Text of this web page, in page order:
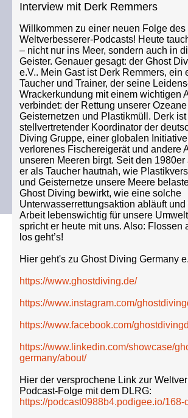
Interview mit Derk Remmers
Willkommen zu einer neuen Folge des
Weltverbesserer-Podcasts! Heute
– nicht nur ins Meer, sondern auch in
Geister. Genauer gesagt: der Ghost
e.V.. Mein Gast ist Derk Remmers, ein
Taucher und Trainer, der seine
Wrackerkundung mit einem wichtigen
verbindet: der Rettung unserer
Geisternetzen und Plastikmüll. Derk ist
stellvertretender Koordinator der
Diving Gruppe, einer globalen
verlorenes Fischereigerät und andere
unseren Meeren birgt. Seit den 1980er
er als Taucher hautnah, wie
und Geisternetze unsere Meere
Ghost Diving bewirkt, wie eine solche
Unterwasserrettungsaktion abläuft
Arbeit lebenswichtig für unsere
spricht er heute mit uns. Also: Flossen
los geht’s!
Hier geht's zu Ghost Diving Germany
https://www.ghostdiving.de/
https://www.instagram.com/
https://www.facebook.com/
https://www.linkedin.com/showcase/
germany/about/
Hier der versprochene Link zur
Podcast-Folge mit dem DLRG:
https://podcast0988b4.podigee.io/168-